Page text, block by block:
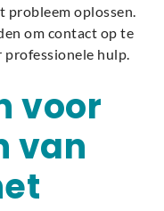
probleem oplossen.
om contact op te
hulp.
voor
van